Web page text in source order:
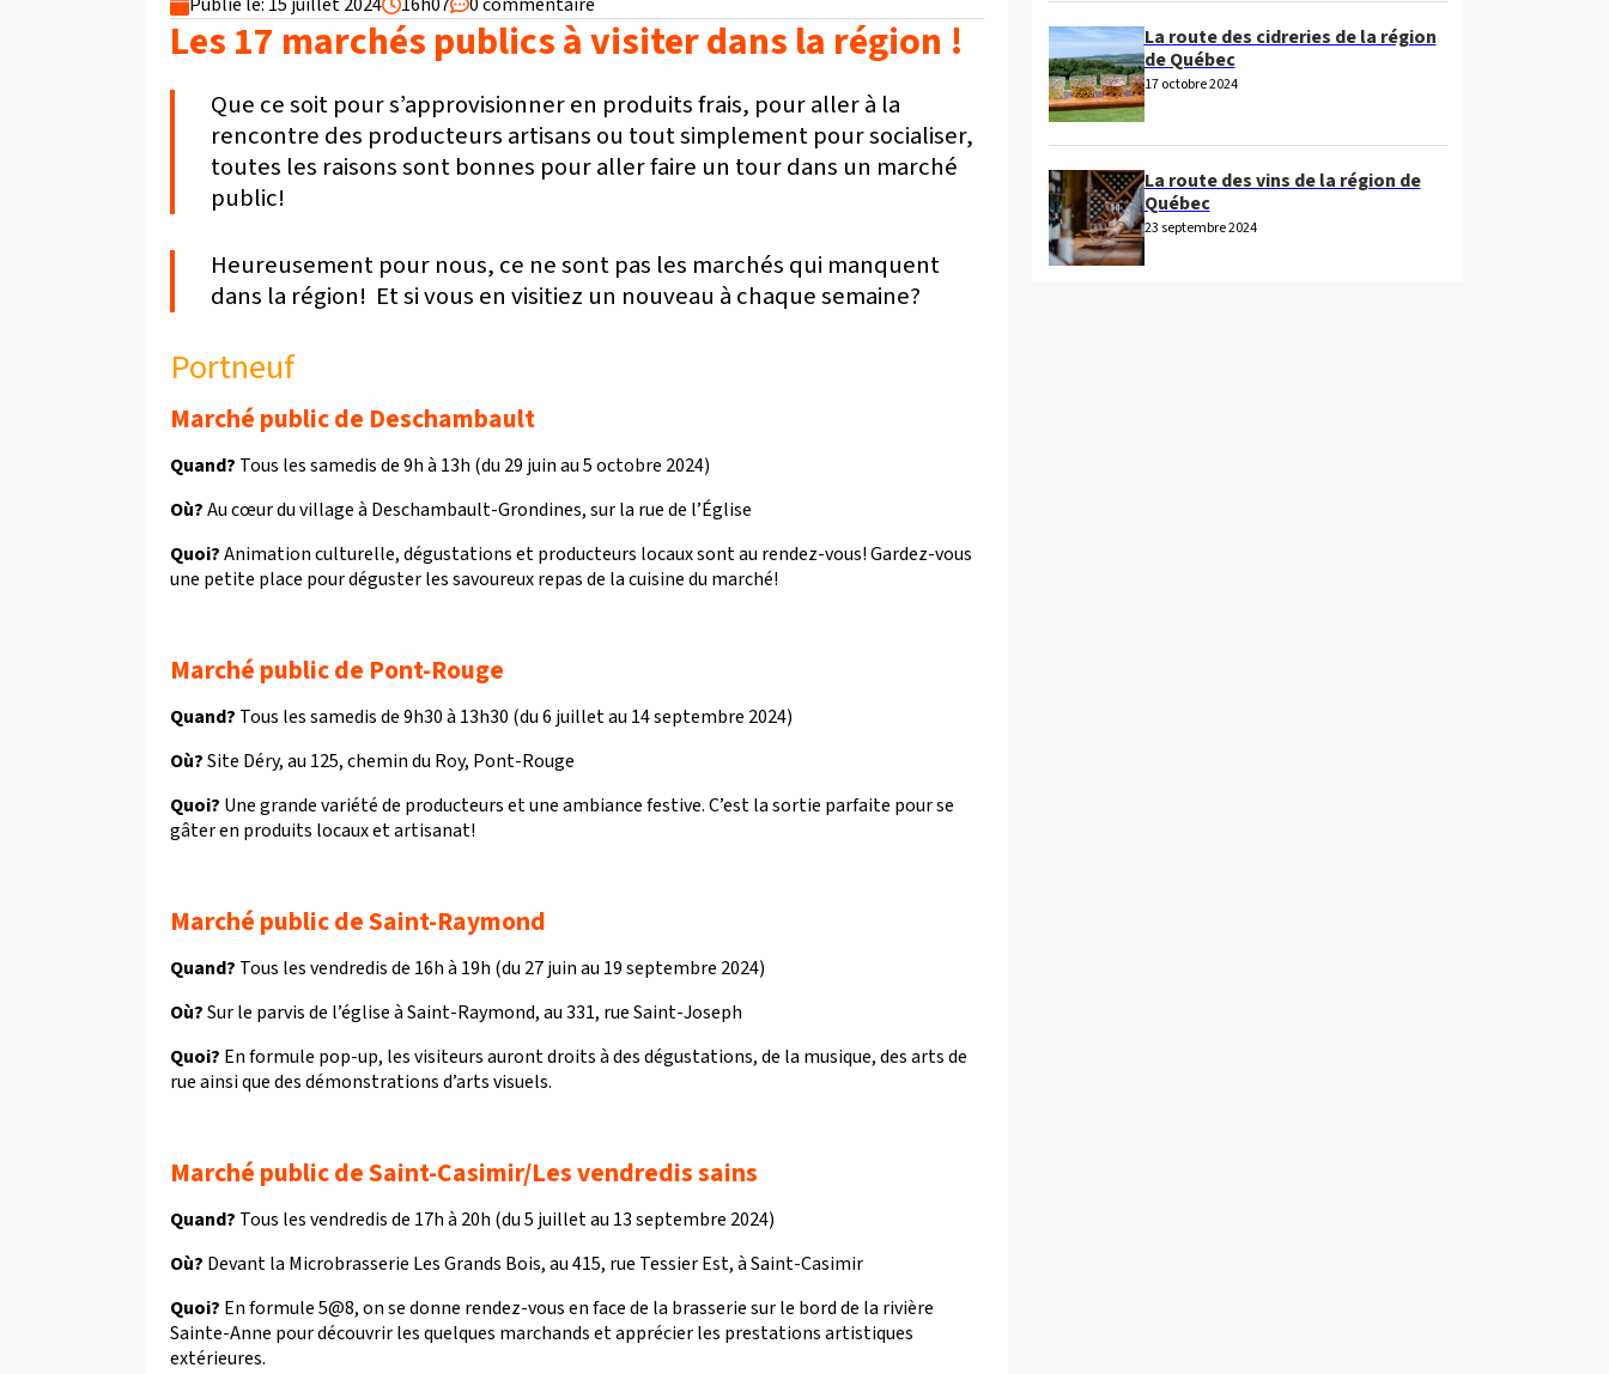
Les 17 marchés publics à visiter dans la région !
Que ce soit pour s’approvisionner en produits frais, pour aller à la
rencontre des producteurs artisans ou tout simplement pour socialiser,
toutes les raisons sont bonnes pour aller faire un tour dans un marché
public!
Heureusement pour nous, ce ne sont pas les marchés qui manquent
dans la région! Et si vous en visitiez un nouveau à chaque semaine?
Portneuf
Marché public de Deschambault
Quand? Tous les samedis de 9h à 13h (du 29 juin au 5 octobre 2024)
Où?Au cœur du village à Deschambault-Grondines, sur la rue de l’Église
Quoi?Animation culturelle, dégustations et producteurs locaux sont au rendez-vous! Gardez-vous
une petite place pour déguster les savoureux repas de la cuisine du marché!
Marché public de Pont-Rouge
Quand? Tous les samedis de 9h30 à 13h30 (du 6 juillet au 14 septembre 2024)
Où?Site Déry, au 125, chemin du Roy, Pont-Rouge
Quoi? Une grande variété de producteurs et une ambiance festive. C’est la sortie parfaite pour se
gâter en produits locaux et artisanat!
Marché public de Saint-Raymond
Quand? Tous les vendredis de 16h à 19h (du 27 juin au 19 septembre 2024)
Où?Sur le parvis de l’église à Saint-Raymond, au 331, rue Saint-Joseph
Quoi? En formule pop-up, les visiteurs auront droits à des dégustations, de la musique, des arts de
rue ainsi que des démonstrations d’arts visuels.
Marché public de Saint-Casimir/Les vendredis sains
Quand? Tous les vendredis de 17h à 20h (du 5 juillet au 13 septembre 2024)
Où? Devant la Microbrasserie Les Grands Bois, au 415, rue Tessier Est, à Saint-Casimir
Quoi? En formule 5@8, on se donne rendez-vous en face de la brasserie sur le bord de la rivière
Sainte-Anne pour découvrir les quelques marchands et apprécier les prestations artistiques
extérieures.
La route des cidreries de la région
de Québec
17 octobre 2024
La route des vins de la région de
Québec
23 septembre 2024